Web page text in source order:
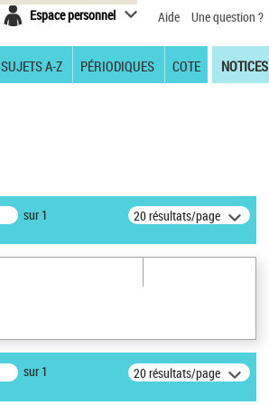
Espace personnel Aide Une question ?
SUJETS A-Z PÉRIODIQUES COTE
sur 1 20 résultats/page
sur 1 20 résultats/page